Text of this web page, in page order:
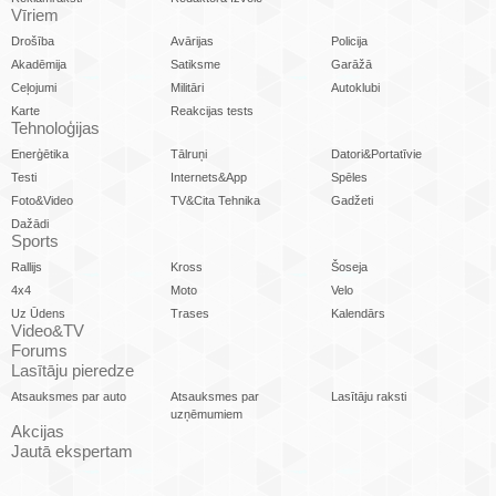
Vīriem
Drošība Avārijas
Policija
Akadēmija
Satiksme
Garāžā
Ceļojumi
Militāri
Autoklubi
Karte
Reakcijas tests
Tehnoloģijas
Enerģētika Tālruņi
Datori&Portatīvie
Testi
Internets&App
Spēles
Foto&Video
TV&Cita Tehnika
Gadžeti
Dažādi
Sports
Rallijs Kross
Šoseja
4x4
Moto
Velo
Uz Ūdens
Trases Kalendārs
Video&TV
Forums
Lasītāju pieredze
Atsauksmes par auto
Atsauksmes par
uzņēmumiem
Lasītāju raksti
Akcijas
Jautā ekspertam